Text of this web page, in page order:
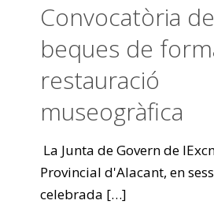
Convocatòria
beques de
restauració
museogràfica
La Junta de Govern de
Provincial d'Alacant, en
celebrada […]